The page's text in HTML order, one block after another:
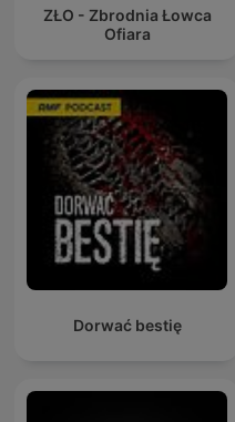
ZŁO - Zbrodnia Łowca
Ofiara
Dorwać bestię